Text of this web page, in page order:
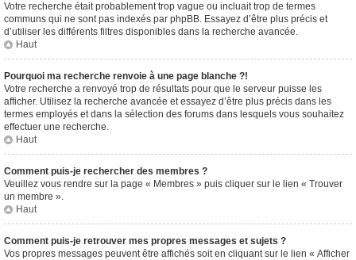
Votre recherche était probablement trop vague ou incluait trop de termes
communs qui ne sont pas indexés par phpBB. Essayez d’être plus précis et
d’utiliser les différents filtres disponibles dans la recherche avancée.
Haut
Pourquoi ma recherche renvoie à une page blanche ?!
Votre recherche a renvoyé trop de résultats pour que le serveur puisse les
afficher. Utilisez la recherche avancée et essayez d’être plus précis dans les
termes employés et dans la sélection des forums dans lesquels vous souhaitez
effectuer une recherche.
Haut
Comment puis-je rechercher des membres ?
Veuillez vous rendre sur la page « Membres » puis cliquer sur le lien « Trouver
un membre ».
Haut
Comment puis-je retrouver mes propres messages et sujets ?
Vos propres messages peuvent être affichés soit en cliquant sur le lien « Afficher